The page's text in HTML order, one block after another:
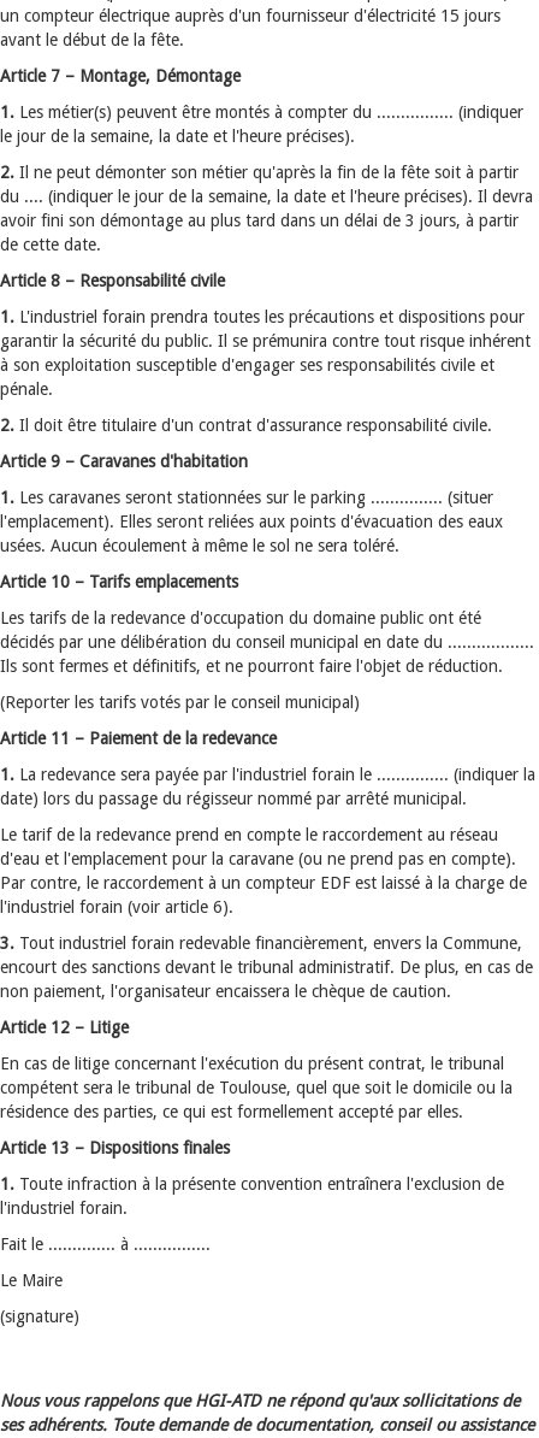
un compteur électrique auprès d'un fournisseur d'électricité 15 jours
avant le début de la fête.
Article 7 – Montage, Démontage
1. Les métier(s) peuvent être montés à compter du ................ (indiquer
le jour de la semaine, la date et l'heure précises).
2. Il ne peut démonter son métier qu'après la fin de la fête soit à partir
du .... (indiquer le jour de la semaine, la date et l'heure précises). Il devra
avoir fini son démontage au plus tard dans un délai de 3 jours, à partir
de cette date.
Article 8 – Responsabilité civile
1. L'industriel forain prendra toutes les précautions et dispositions pour
garantir la sécurité du public. Il se prémunira contre tout risque inhérent
à son exploitation susceptible d'engager ses responsabilités civile et
pénale.
2. Il doit être titulaire d'un contrat d'assurance responsabilité civile.
Article 9 – Caravanes d'habitation
1. Les caravanes seront stationnées sur le parking ............... (situer
l'emplacement). Elles seront reliées aux points d'évacuation des eaux
usées. Aucun écoulement à même le sol ne sera toléré.
Article 10 – Tarifs emplacements
Les tarifs de la redevance d'occupation du domaine public ont été
décidés par une délibération du conseil municipal en date du ..................
Ils sont fermes et définitifs, et ne pourront faire l'objet de réduction.
(Reporter les tarifs votés par le conseil municipal)
Article 11 – Paiement de la redevance
1. La redevance sera payée par l'industriel forain le ............... (indiquer la
date) lors du passage du régisseur nommé par arrêté municipal.
Le tarif de la redevance prend en compte le raccordement au réseau
d'eau et l'emplacement pour la caravane (ou ne prend pas en compte).
Par contre, le raccordement à un compteur EDF est laissé à la charge de
l'industriel forain (voir article 6).
3. Tout industriel forain redevable financièrement, envers la Commune,
encourt des sanctions devant le tribunal administratif. De plus, en cas de
non paiement, l'organisateur encaissera le chèque de caution.
Article 12 – Litige
En cas de litige concernant l'exécution du présent contrat, le tribunal
compétent sera le tribunal de Toulouse, quel que soit le domicile ou la
résidence des parties, ce qui est formellement accepté par elles.
Article 13 – Dispositions finales
1. Toute infraction à la présente convention entraînera l'exclusion de
l'industriel forain.
Fait le .............. à ................
Le Maire
(signature)
Nous vous rappelons que HGI-ATD ne répond qu'aux sollicitations de
ses adhérents. Toute demande de documentation, conseil ou assistance